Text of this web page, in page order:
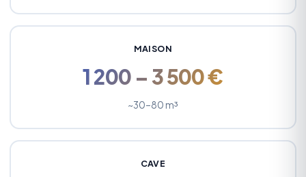
MAISON
1 200 – 3 500 €
~30–80 m³
CAVE